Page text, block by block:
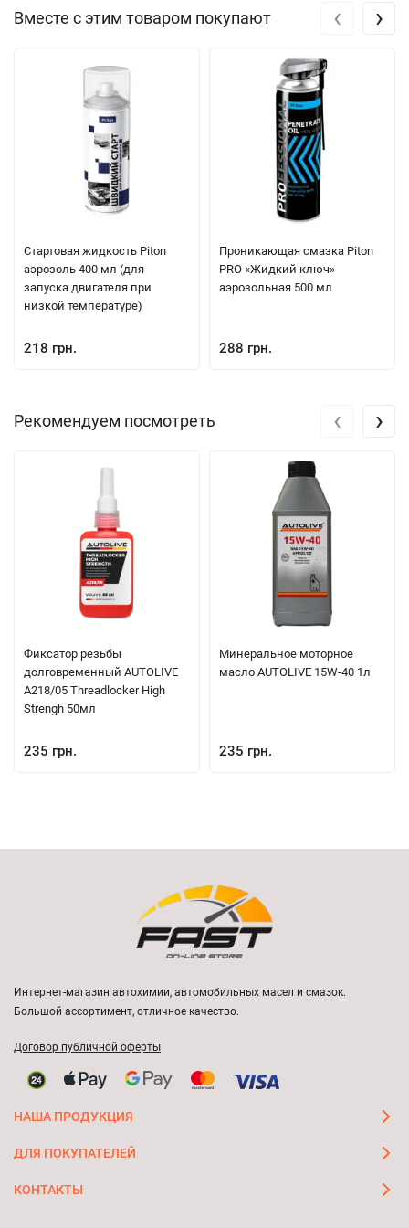
Вместе с этим товаром покупают
Стартовая жидкость Piton
аэрозоль 400 мл (для
запуска двигателя при
низкой температуре)
218 грн.
Проникающая смазка Piton
PRO «Жидкий ключ»
аэрозольная 500 мл
288 грн.
‹ ›
Рекомендуем посмотреть
Фиксатор резьбы
долговременный AUTOLIVE
A218/05 Threadlocker High
Strengh 50мл
235 грн.
Минеральное моторное
масло AUTOLIVE 15W-40 1л
235 грн.
‹ ›
Интернет-магазин автохимии, автомобильных масел и смазок.
Большой ассортимент, отличное качество.
Договор публичной оферты
НАША ПРОДУКЦИЯ
ДЛЯ ПОКУПАТЕЛЕЙ
КОНТАКТЫ